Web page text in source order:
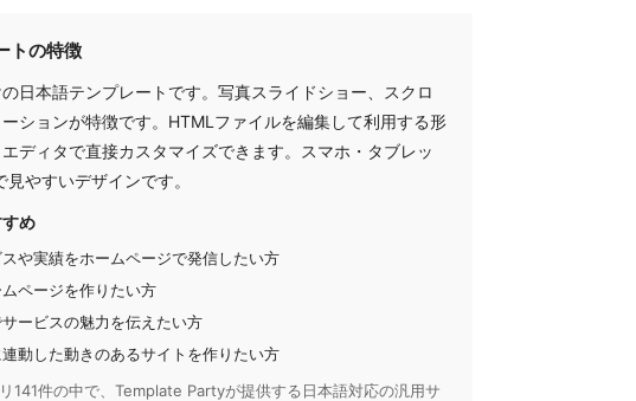
トの特徴
日本語テンプレートです。写真スライドショー、スクロ
ションが特徴です。HTMLファイルを編集して利用する形
ディタで直接カスタマイズできます。スマホ・タブレッ
見やすいデザインです。
め
や実績をホームページで発信したい方
ページを作りたい方
ービスの魅力を伝えたい方
動した動きのあるサイトを作りたい方
141件の中で、Template Partyが提供する日本語対応の汎用サ